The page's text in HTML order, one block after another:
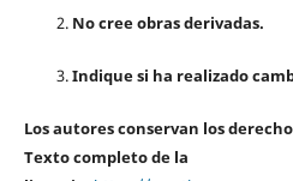
No cree obras derivadas.
Indique si ha realizado
Los autores conservan los
Texto completo de la